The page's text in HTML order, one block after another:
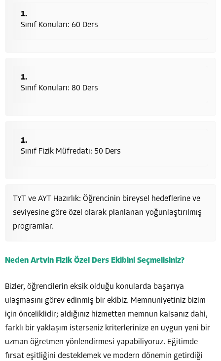
Sınıf Konuları: 60 Ders
Sınıf Konuları: 80 Ders
Sınıf Fizik Müfredatı: 50 Ders
TYT ve AYT Hazırlık: Öğrencinin bireysel hedeflerine ve
seviyesine göre özel olarak planlanan yoğunlaştırılmış
programlar.
Neden Artvin Fizik Özel Ders Ekibini Seçmelisiniz?
Bizler, öğrencilerin eksik olduğu konularda başarıya
ulaşmasını görev edinmiş bir ekibiz. Memnuniyetiniz bizim
için önceliklidir; aldığınız hizmetten memnun kalsanız dahi,
farklı bir yaklaşım isterseniz kriterlerinize en uygun yeni bir
uzman öğretmen yönlendirmesi yapabiliyoruz. Eğitimde
fırsat eşitliğini desteklemek ve modern dönemin getirdiği